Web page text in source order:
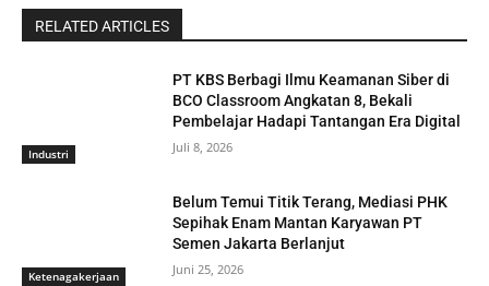
RELATED ARTICLES
Industri
PT KBS Berbagi Ilmu Keamanan Siber di
BCO Classroom Angkatan 8, Bekali
Pembelajar Hadapi Tantangan Era Digital
Juli 8, 2026
Ketenagakerjaan
Belum Temui Titik Terang, Mediasi PHK
Sepihak Enam Mantan Karyawan PT
Semen Jakarta Berlanjut
Juni 25, 2026